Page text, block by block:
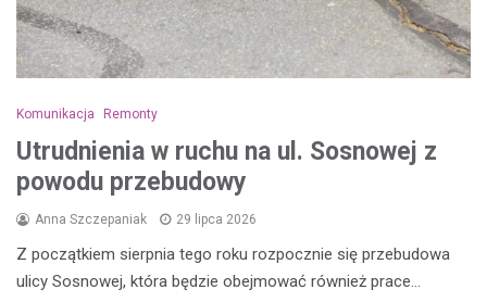
Komunikacja Remonty
Utrudnienia w ruchu na ul. Sosnowej z
powodu przebudowy
Anna Szczepaniak 29 lipca 2026
Z początkiem sierpnia tego roku rozpocznie się przebudowa
ulicy Sosnowej, która będzie obejmować również prace…